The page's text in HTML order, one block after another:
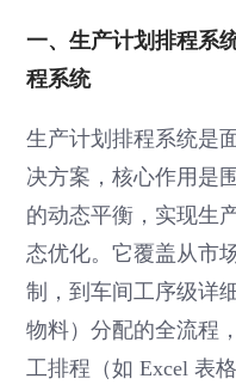
一、生产计划排程系
程系统
生产计划排程系统是
决方案，核心作用是
的动态平衡，实现生
态优化。它覆盖从市
制，到车间工序级详
物料）分配的全流程
工排程（如 Excel 表